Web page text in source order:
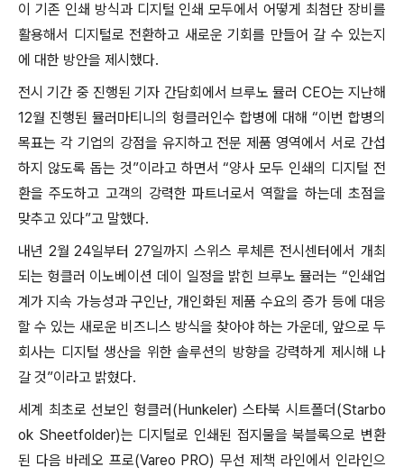
이 기존 인쇄 방식과 디지털 인쇄 모두에서 어떻게 최첨단 장비를
활용해서 디지털로 전환하고 새로운 기회를 만들어 갈 수 있는지
에 대한 방안을 제시했다.
전시 기간 중 진행된 기자 간담회에서 브루노 뮬러 CEO는 지난해
12월 진행된 뮬러마티니의 헝클러인수 합병에 대해 “이번 합병의
목표는 각 기업의 강점을 유지하고 전문 제품 영역에서 서로 간섭
하지 않도록 돕는 것”이라고 하면서 “양사 모두 인쇄의 디지털 전
환을 주도하고 고객의 강력한 파트너로서 역할을 하는데 초점을
맞추고 있다”고 말했다.
내년 2월 24일부터 27일까지 스위스 루체른 전시센터에서 개최
되는 헝클러 이노베이션 데이 일정을 밝힌 브루노 뮬러는 “인쇄업
계가 지속 가능성과 구인난, 개인화된 제품 수요의 증가 등에 대응
할 수 있는 새로운 비즈니스 방식을 찾아야 하는 가운데, 앞으로 두
회사는 디지털 생산을 위한 솔루션의 방향을 강력하게 제시해 나
갈 것”이라고 밝혔다.
세계 최초로 선보인 헝클러(Hunkeler) 스타북 시트폴더(Starbo
ok Sheetfolder)는 디지털로 인쇄된 접지물을 북블록으로 변환
된 다음 바레오 프로(Vareo PRO) 무선 제책 라인에서 인라인으